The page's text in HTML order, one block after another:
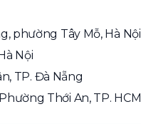
phường Tây Mỗ, Hà Nội
Nội
TP. Đà Nẵng
Thới An, TP. HCM